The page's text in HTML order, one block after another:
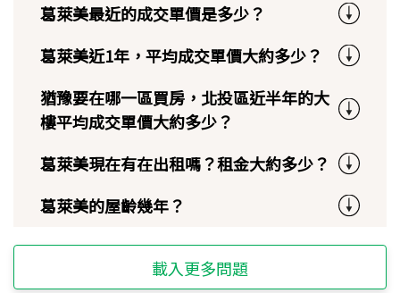
葛萊美最近的成交單價是多少？
葛萊美近1年，平均成交單價大約多少？
猶豫要在哪一區買房，北投區近半年的大
樓平均成交單價大約多少？
葛萊美現在有在出租嗎？租金大約多少？
葛萊美的屋齡幾年？
載入更多問題